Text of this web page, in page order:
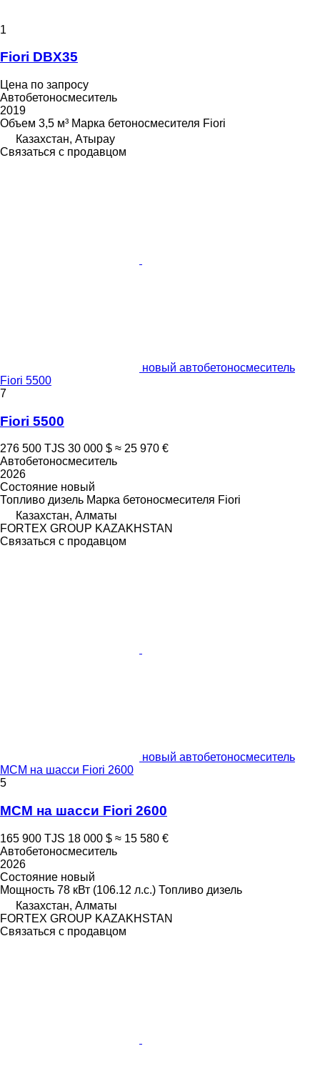
1
Fiori DBX35
Цена по запросу
Автобетоносмеситель
2019
Объем 3,5 м³ Марка бетоносмесителя Fiori
Казахстан, Атырау
Связаться с продавцом
новый автобетоносмеситель
Fiori 5500
7
Fiori 5500
276 500 TJS 30 000 $ ≈ 25 970 €
Автобетоносмеситель
2026
Состояние новый
Топливо дизель Марка бетоносмесителя Fiori
Казахстан, Алматы
FORTEX GROUP KAZAKHSTAN
Связаться с продавцом
новый автобетоносмеситель
MCМ на шасси Fiori 2600
5
MCМ на шасси Fiori 2600
165 900 TJS 18 000 $ ≈ 15 580 €
Автобетоносмеситель
2026
Состояние новый
Мощность 78 кВт (106.12 л.с.) Топливо дизель
Казахстан, Алматы
FORTEX GROUP KAZAKHSTAN
Связаться с продавцом